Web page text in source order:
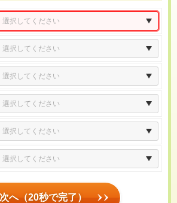
次へ（20秒で完了）